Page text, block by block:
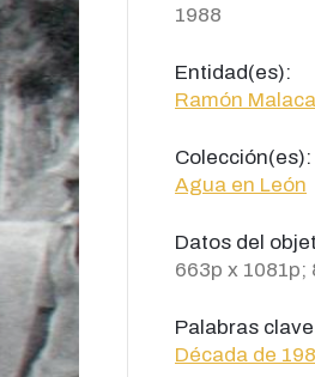
1988
Entidad(es):
Ramón
Colección(es):
Agua en León
Datos del
663p x 1081p;
Palabras
Década de